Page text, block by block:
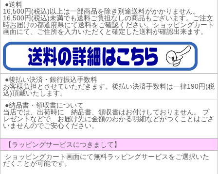
●送料
16,500円(税込)以上は一部商品を除き別途送料がかかりません。
16,500円(税込)未満でも送料ご負担なしの商品もございます。ご注文
時お届けの都道府県にて送料をご確認ください。ショッピングカート
画面にて、ご住所を入力いただくと確定した送料が確認出来ます。
●後払い決済・銀行振込手数料
お客様負担とさせていただきます。後払い決済手数料は一律190円(税
込)頂戴いたします。
●納品書・領収書について
当店では、出荷時に 納品書、領収書はお付けしておりません。 プ
レゼントなどで お届け先に金額のわかる明細などがつくことはござ
いませんのでご安心ください。
【ラッピングサービスにつきまして】
ショッピングカート画面にて無料ラッピングサービスをご選択いた
だくことが可能です。